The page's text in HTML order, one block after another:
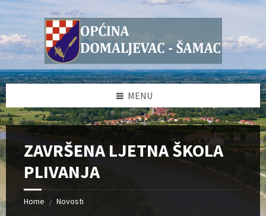
Skip
to
Skip
to
sidebar
Skip
to
sidebar
Skip
to
MENU
ZAVRŠENA LJETNA ŠKOLA
PLIVANJA
Home / Novosti